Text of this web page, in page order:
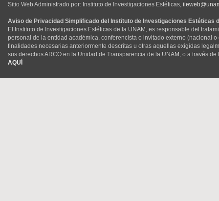
Sitio Web Administrado por: Instituto de Investigaciones Estéticas,
Aviso de Privacidad Simplificado del Instituto de Investigaciones Estéticas
El Instituto de Investigaciones Estéticas de la UNAM, es responsable del
personal de la entidad académica, conferencista o invitado externo (nacional
finalidades necesarias anteriormente descritas u otras aquellas exigidas
sus derechos ARCO en la Unidad de Transparencia de la UNAM, o a través
AQUÍ